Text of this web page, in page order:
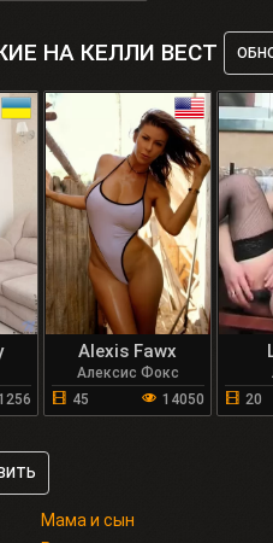
НА КЕЛЛИ ВЕСТ
Alexis Fawx
Алексис Фокс
45
14050
20
Мама и сын